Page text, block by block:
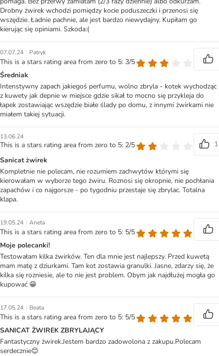
Drobny żwirek wchodzi pomiędzy kocie poduszeczki i przenosi się
wszędzie. Ładnie pachnie, ale jest bardzo niewydajny. Kupiłam go
kierując się opiniami. Szkoda:(
07.07.24 | Patryk
This is a stars rating area from zero to 5: 3/5
Średniak
Intenstywny zapach jakiegoś perfumu, wolno zbryla - kotek wychodząc
z kuwety jak depnie w miejsce gdzie sikał to mocno się przykleja do
łapek zostawiając wszędzie białe ślady po domu, z innymi żwirkami nie
miałem takiej sytuacji.
13.06.24
This is a stars rating area from zero to 5: 2/5
1
Sanicat żwirek
Kompletnie nie polecam, nie rozumiem zachwytów którymi się
kierowałam w wyborze tego żwiru. Roznosi się okropnie, nie pochłania
zapachów i co najgorsze - po tygodniu przestaje się zbrylac. Totalna
klapa.
19.05.24 | Aneta
This is a stars rating area from zero to 5: 5/5
Moje polecanki!
Testowałam kilka żwirków. Ten dla mnie jest najlepszy. Przed kuwetą
mam matę z dziurkami. Tam kot zostawia granulki. Jasne, zdarzy się, że
kilka się rozniesie, ale to nie jest problem. Obym jak najdłużej mogła go
kupować 😁
17.05.24 | Beata
This is a stars rating area from zero to 5: 5/5
SANICAT ŻWIREK ZBRYLAJĄCY
Fantastyczny żwirek.Jestem bardzo zadowolona z zakupu.Polecam
serdecznie😊